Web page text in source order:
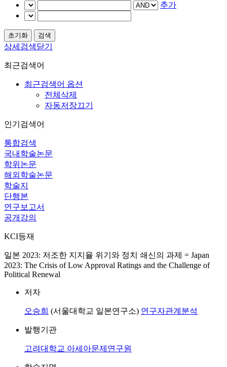
추가
상세검색닫기
최근검색어
최근검색어 옵션
전체삭제
자동저장끄기
인기검색어
통합검색
국내학술논문
학위논문
해외학술논문
학술지
단행본
연구보고서
공개강의
KCI등재
일본 2023: 저조한 지지율 위기와 정치 쇄신의 과제 = Japan
2023: The Crisis of Low Approval Ratings and the Challenge of
Political Renewal
저자
오승희 (서울대학교 일본연구소) 연구자관계분석
발행기관
고려대학교 아세아문제연구원